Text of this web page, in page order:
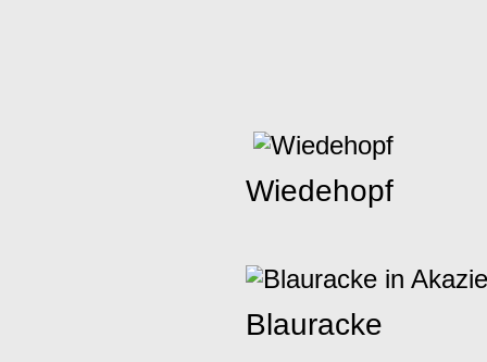
Wiedehopf
Blauracke